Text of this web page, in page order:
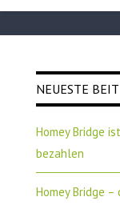
NEUESTE
Homey Bridge
bezahlen
Homey Bridge